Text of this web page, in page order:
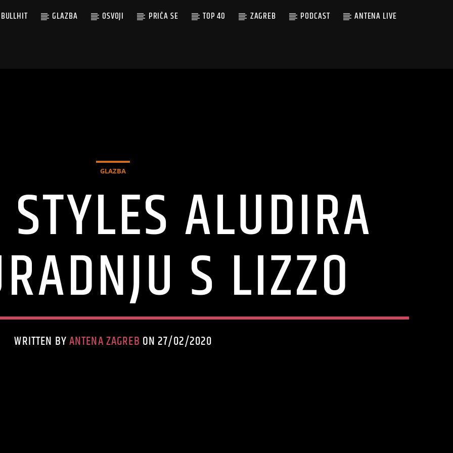
BULLHIT GLAZBA OSVOJI PRIČA SE TOP 40 ZAGREB PODCAST ANTENA LIVE
GLAZBA
ALUDIRA
S LIZZO
WRITTEN BYANTENA ZAGREB ON 27/02/2020